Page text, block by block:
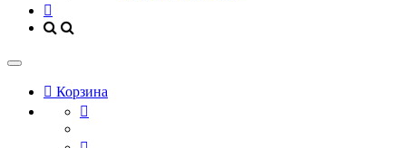
Корзина